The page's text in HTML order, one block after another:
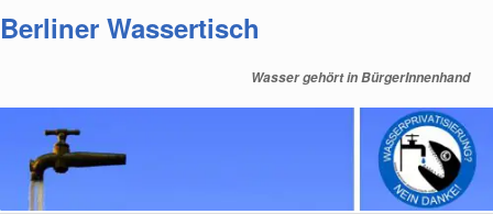
primären
Berliner Wassertisch
Wasser gehört in BürgerInnenhand